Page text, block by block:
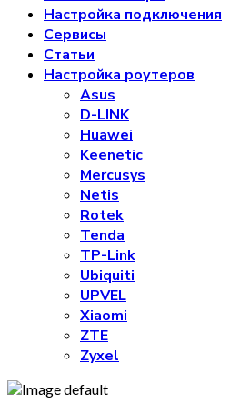
Настройка подключения
Сервисы
Статьи
Настройка роутеров
Asus
D-LINK
Huawei
Keenetic
Mercusys
Netis
Rotek
Tenda
TP-Link
Ubiquiti
UPVEL
Xiaomi
ZTE
Zyxel